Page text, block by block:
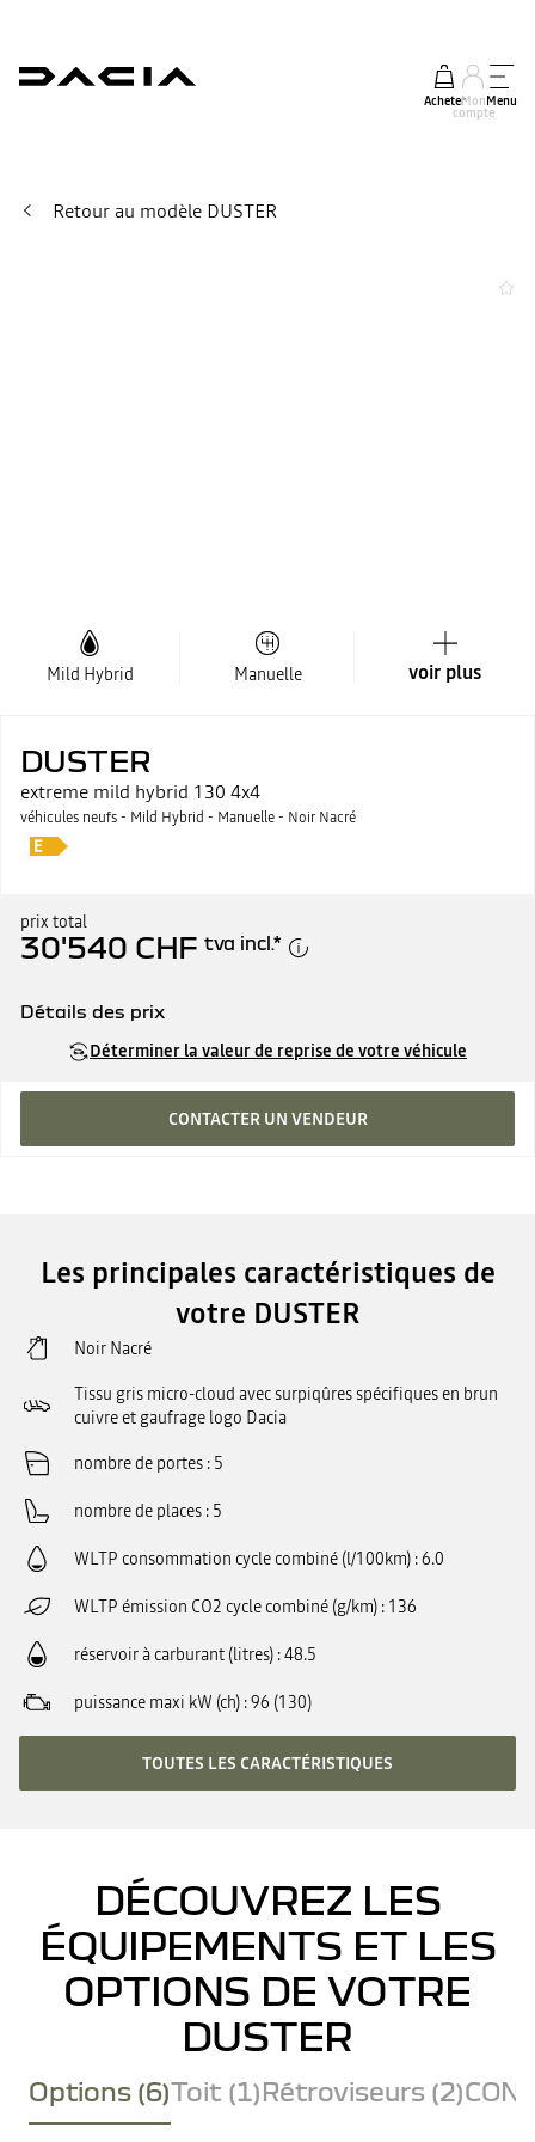
AcheterMon
compte
Menu
Retour au modèle DUSTER
Mild Hybrid Manuelle voir plus
DUSTER
extreme mild hybrid 130 4x4
véhicules neufs - Mild Hybrid - Manuelle - Noir Nacré
prix total
30'540 CHF tva incl.*
Détails des prix
Déterminer la valeur de reprise de votre véhicule
CONTACTER UN VENDEUR
Les principales caractéristiques de
votre DUSTER
Noir Nacré
Tissu gris micro-cloud avec surpiqûres spécifiques en brun
cuivre et gaufrage logo Dacia
nombre de portes 5
nombre de places 5
WLTP consommation cycle combiné (l/100km) 6.0
WLTP émission CO2 cycle combiné (g/km) 136
réservoir à carburant (litres) 48.5
puissance maxi kW (ch) 96 (130)
TOUTES LES CARACTÉRISTIQUES
DÉCOUVREZ LES
ÉQUIPEMENTS ET LES
OPTIONS DE VOTRE
DUSTER
Options (6)Toit (1)Rétroviseurs (2)